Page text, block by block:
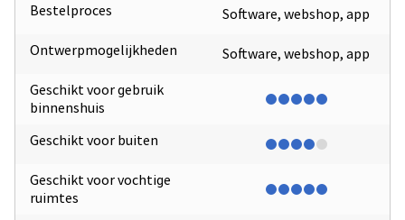
Bestelproces
Ontwerpmogelijkheden
Geschikt voor gebruik
binnenshuis
Geschikt voor buiten
Geschikt voor vochtige
ruimtes
Software, webshop, app
Software, webshop, app